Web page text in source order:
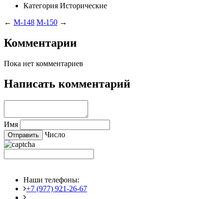
Категория Исторические
← M-148 M-150 →
Комментарии
Пока нет комментариев
Написать комментарий
Имя
Число
Наши телефоны:
+7 (977) 921-26-67